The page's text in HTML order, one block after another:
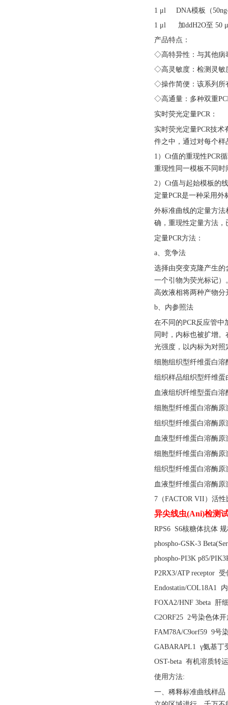
1 μl DNA模板（
1 μl 加ddH2O至 50
产品特点：
◇高特异性：与其他病
◇高灵敏度：检测灵敏
◇操作简便：该系列所
◇高通量：多种双重
实时荧光定量PCR：
实时荧光定量PCR技术
件之中，通过对每个样
1）Ct值的重现性PCR
重现性同一模板不同
2）Ct值与起始模板的
定量PCR是一种采用
外标准曲线的定量方
确，重现性定量方法
定量PCR方法：
a、竞争法
选择由突变克隆产生
一个引物为荧光标记
高效液相将两种产物
b、内参照法
在不同的PCR反应管
同时，内标也被扩增
光强度，以内标为对照
细胞组织型纤维蛋白溶
组织样品组织型纤维蛋
血液组织纤维型蛋白
细胞型纤维蛋白溶酶原
组织型纤维蛋白溶酶原
血液型纤维蛋白溶酶原
细胞型纤维蛋白溶酶原
组织型纤维蛋白溶酶原
血液型纤维蛋白溶酶原
7（FACTOR VII）活
异尖线虫(Ani)检测
RPS6 S6核糖体抗体
phospho-GSK-3
phospho-PI3K p85/
P2RX3/ATP receptor
Endostatin/COL18A1
FOXA2/HNF 3beta 肝
C2ORF25 2号染色体
FAM78A/C9orf59 9号
GABARAPL1 γ氨基丁
OST-beta 有机溶质转
使用方法:
一、稀释标准曲线样品